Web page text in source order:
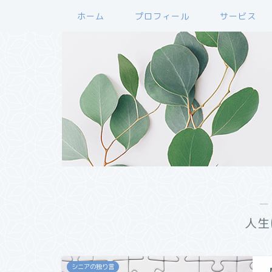
ホーム プロフィール サービス
―
人
シニアの独り言